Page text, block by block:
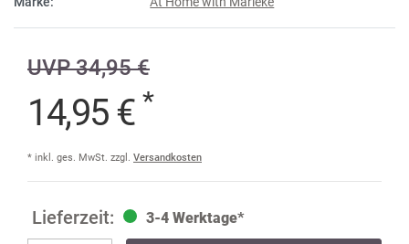
UVP 34,95 €
14,95 € *
* inkl. ges. MwSt. zzgl. Versandkosten
3-4 Werktage*